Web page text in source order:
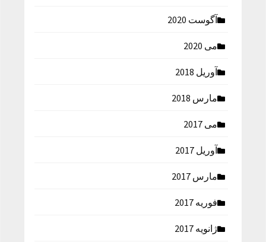
آگوست 2020
می 2020
آوریل 2018
مارس 2018
می 2017
آوریل 2017
مارس 2017
فوریه 2017
ژانویه 2017